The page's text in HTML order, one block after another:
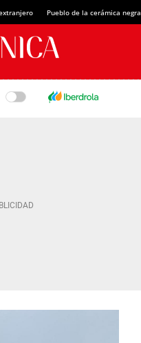
Pueblo de la cerámica negra